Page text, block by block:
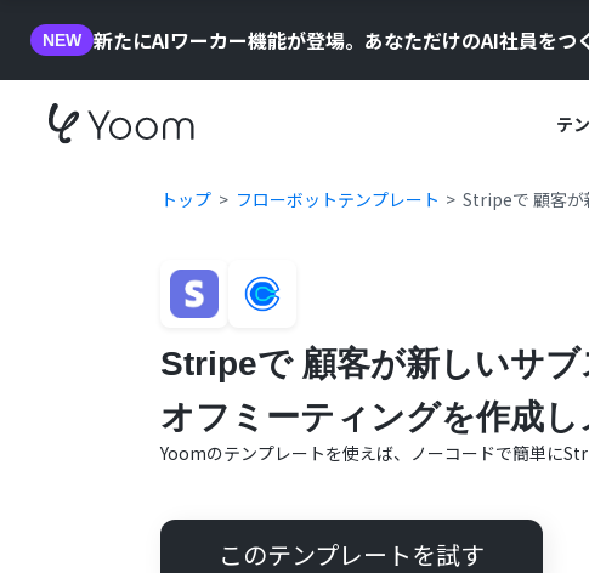
NEW 新たにAIワーカー機能が登場。あなただけのAI社員をつ
テ
トップ フローボットテンプレート Stripeで 顧客が
Stripeで 顧客が新しいサ
オフミーティングを作成
Yoomのテンプレートを使えば、ノーコードで簡単に
このテンプレートを試す